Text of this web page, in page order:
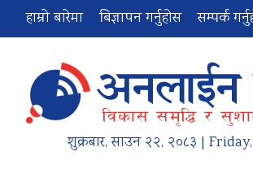
हाम्रो बारेमा बिज्ञापन गर्नुहोस सम्पर्क
शुक्रबार,साउन २२, २०८३ |